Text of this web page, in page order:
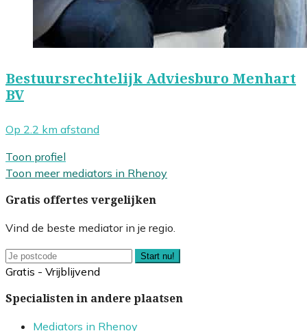
Bestuursrechtelijk Adviesburo Menhart
BV
Op 2.2 km afstand
Toon profiel
Toon meer mediators in Rhenoy
Gratis offertes vergelijken
Vind de beste mediator in je regio.
Start nu!
Gratis - Vrijblijvend
Specialisten in andere plaatsen
Mediators in Rhenoy